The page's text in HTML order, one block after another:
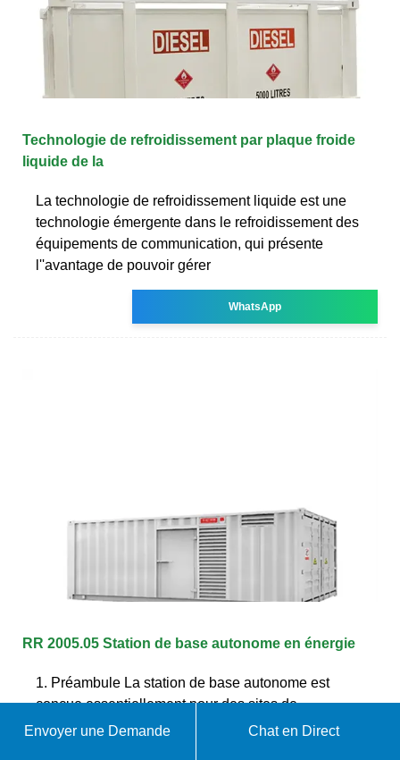
Technologie de refroidissement par plaque froide
liquide de la
La technologie de refroidissement liquide est une
technologie émergente dans le refroidissement des
équipements de communication, qui présente
l''avantage de pouvoir gérer
WhatsApp
RR 2005.05 Station de base autonome en énergie
1. Préambule La station de base autonome est
conçue essentiellement pour des sites de
télécommunications isolés sur le plan électrique,
Envoyer une Demande Chat en Direct